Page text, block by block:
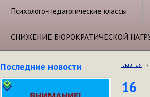
Психолого-педагогические классы
СНИЖЕНИЕ БЮРОКРАТИЧЕСКОЙ
Последние новости Главная ›
16